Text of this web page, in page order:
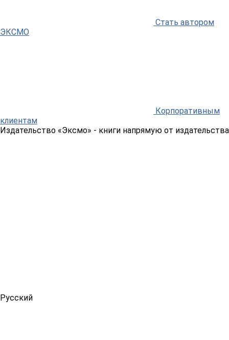
Стать автором
ЭКСМО
Корпоративным
клиентам
Издательство «Эксмо» - книги напрямую от издательства
Русский